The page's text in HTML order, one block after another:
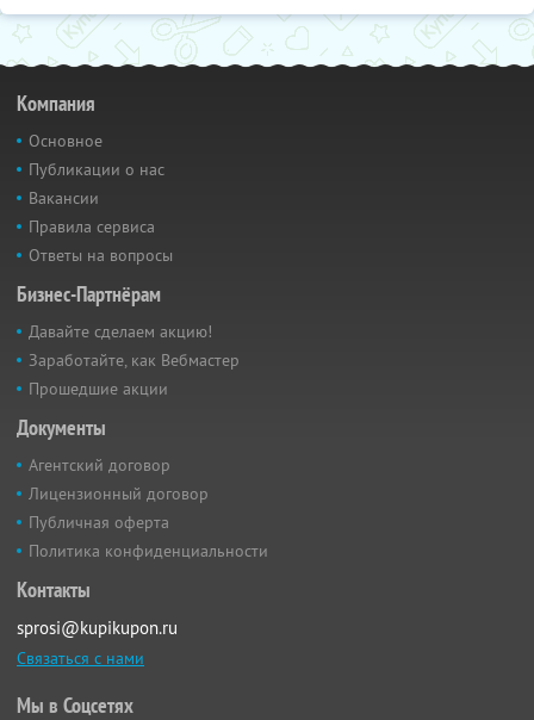
Компания
Основное
Публикации о нас
Вакансии
Правила сервиса
Ответы на вопросы
Бизнес-Партнёрам
Давайте сделаем акцию!
Заработайте, как Вебмастер
Прошедшие акции
Документы
Агентский договор
Лицензионный договор
Публичная оферта
Политика конфиденциальности
Контакты
sprosi@kupikupon.ru
Связаться с нами
Мы в Соцсетях